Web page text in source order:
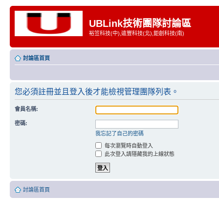
UBLink技術團隊討論區
裕笠科技(中),遠豐科技(北),鉅創科技(南)
討論區首頁
您必須註冊並且登入後才能檢視管理團隊列表。
會員名稱:
密碼:
我忘記了自己的密碼
每次瀏覽時自動登入
此次登入請隱藏我的上線狀態
討論區首頁